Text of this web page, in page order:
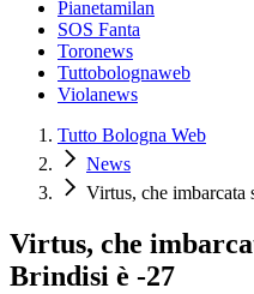
Pianetamilan
SOS Fanta
Toronews
Tuttobolognaweb
Violanews
Tutto Bologna Web
News
Virtus, che imbarcata
Virtus, che
Brindisi è -27